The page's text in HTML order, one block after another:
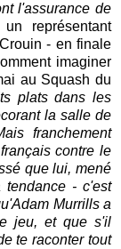
l'assurance de
représentant
- en finale
imaginer
au Squash du
plats dans les
la salle de
franchement
contre le
que lui, mené
- c'est
Murrills a
jeu, et que s'il
te raconter tout